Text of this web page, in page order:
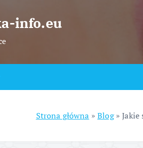
info.eu
Strona główna »Blog»